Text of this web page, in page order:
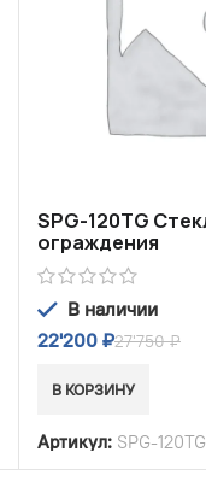
SPG-120TG
ограждения
В наличии
22'200 ₽27'750₽
В КОРЗИНУ
Артикул: SPG-120TG